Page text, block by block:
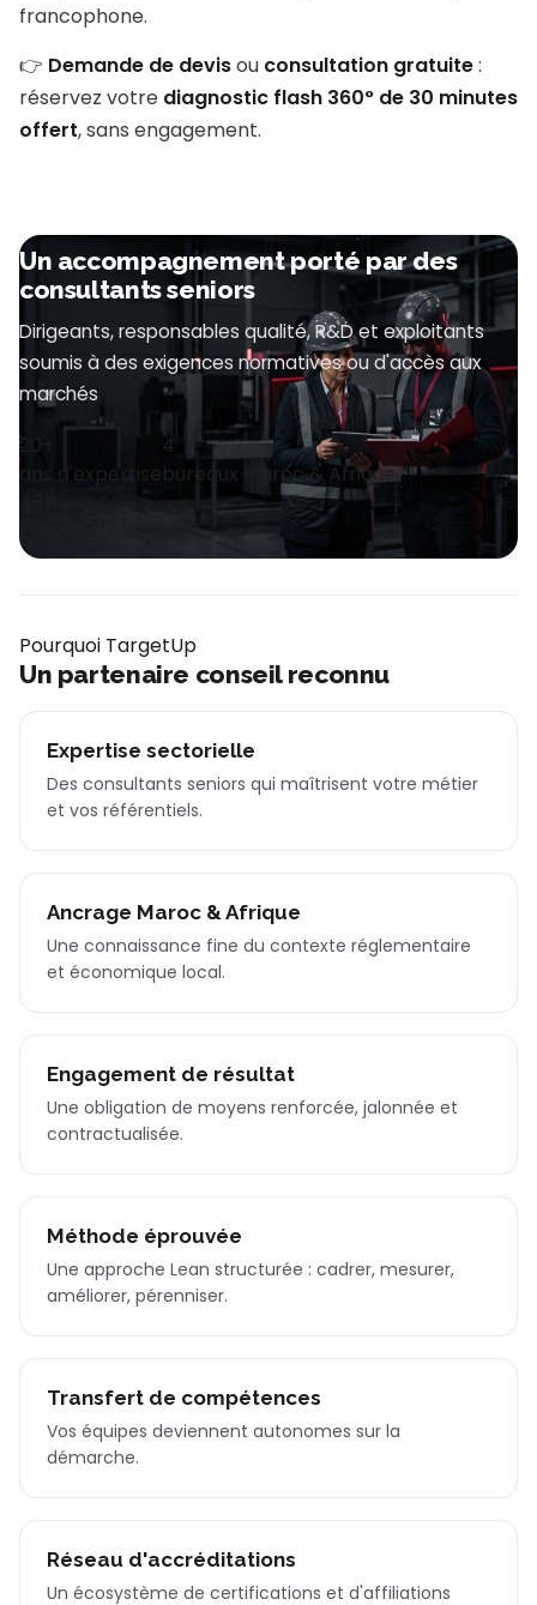
francophone.
👉 Demande de devisou consultation gratuite:
réservez votre diagnostic flash 360° de 30 minutes
offert, sans engagement.
Un accompagnement porté par des
consultants seniors
Dirigeants, responsables qualité, R&D et exploitants
soumis à des exigences normatives ou d'accès aux
marchés
20+
ans d'expertise
4
bureaux Maroc & Afrique
pour votre devis
Pourquoi TargetUp
Un partenaire conseil reconnu
Expertise sectorielle
Des consultants seniors qui maîtrisent votre métier
et vos référentiels.
Ancrage Maroc & Afrique
Une connaissance fine du contexte réglementaire
et économique local.
Engagement de résultat
Une obligation de moyens renforcée, jalonnée et
contractualisée.
Méthode éprouvée
Une approche Lean structurée : cadrer, mesurer,
améliorer, pérenniser.
Transfert de compétences
Vos équipes deviennent autonomes sur la
démarche.
Réseau d'accréditations
Un écosystème de certifications et d'affiliations